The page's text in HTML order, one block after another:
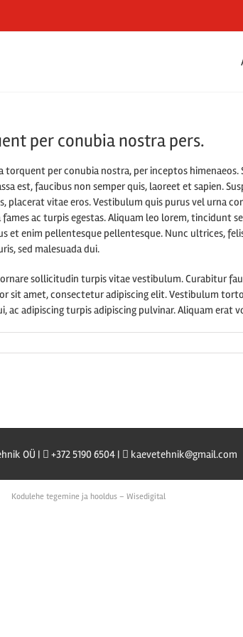
per conubia nostra pers.
per conubia nostra, per inceptos himenaeos.
est, faucibus non semper quis, laoreet et sapien.
vitae eros. Vestibulum quis purus vel urna
ac turpis egestas. Aliquam leo lorem, tincidunt
enim pellentesque pellentesque. Nunc ultrices,
sed malesuada dui.
sollicitudin turpis vitae vestibulum. Curabitur
sit amet, consectetur adipiscing elit. Vestibulum
adipiscing turpis adipiscing pulvinar. Aliquam erat
OÜ | +372 5190 6504 | kaevetehnik@gmail.com
Kodulehe tegemine ja hooldus – Wisedigital